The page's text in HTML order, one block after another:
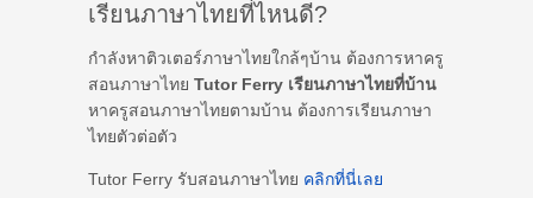
เรียนภาษาไทยที่ไหนดี?
กำลังหาติวเตอร์ภาษาไทยใกล้ๆบ้าน ต้องการหาครู
สอนภาษาไทย Tutor Ferry เรียนภาษาไทยที่บ้าน
หาครูสอนภาษาไทยตามบ้าน ต้องการเรียนภาษา
ไทยตัวต่อตัว
Tutor Ferry รับสอนภาษาไทย คลิกที่นี่เลย